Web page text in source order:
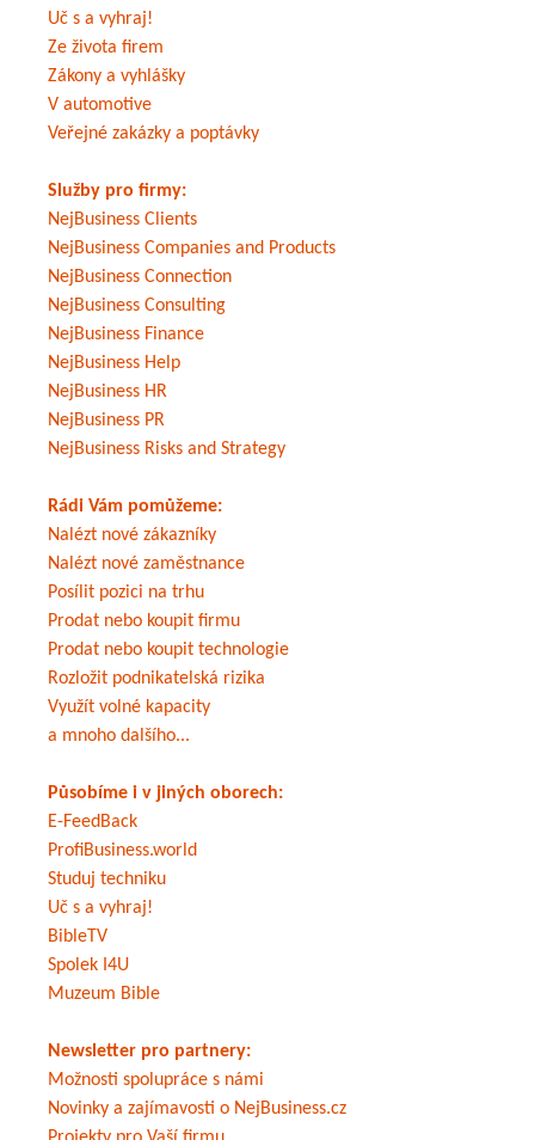
Uč s a vyhraj!
Ze života firem
Zákony a vyhlášky
V automotive
Veřejné zakázky a poptávky
Služby pro firmy:
NejBusiness Clients
NejBusiness Companies and Products
NejBusiness Connection
NejBusiness Consulting
NejBusiness Finance
NejBusiness Help
NejBusiness HR
NejBusiness PR
NejBusiness Risks and Strategy
Rádi Vám pomůžeme:
Nalézt nové zákazníky
Nalézt nové zaměstnance
Posílit pozici na trhu
Prodat nebo koupit firmu
Prodat nebo koupit technologie
Rozložit podnikatelská rizika
Využít volné kapacity
a mnoho dalšího...
Působíme i v jiných oborech:
E-FeedBack
ProfiBusiness.world
Studuj techniku
Uč s a vyhraj!
BibleTV
Spolek I4U
Muzeum Bible
Newsletter pro partnery:
Možnosti spolupráce s námi
Novinky a zajímavosti o NejBusiness.cz